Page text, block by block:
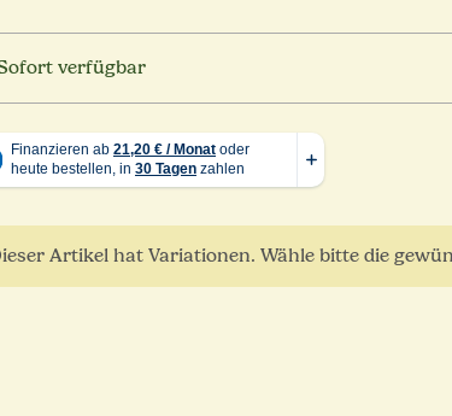
verfügbar
Artikel hat Variationen. Wähle bitte die